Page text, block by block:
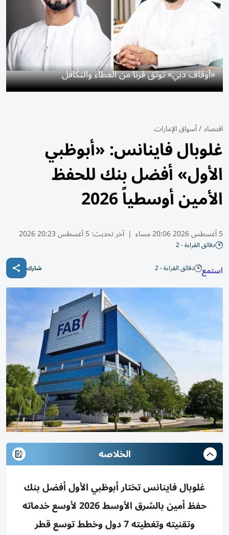
«أوقاف دبي» توثق قرناً من العطاء والتكافل
اقتصاد/أسواق الإمارات
غلوبال فاينانس: «أبوظبي
الأول» أفضل بنك للحفظ
الأمين أوسطياً 2026
5 أغسطس 2026 20:06 مساء | آخر تحديث:5 أغسطس 20:23 2026
دقائق القراءة - 2
استمع دقائق القراءة - 2 شارك
الخلاصه
غلوبال فاينانس تختار أبوظبي الأول أفضل بنك
حفظ أمين بالشرق الأوسط 2026 لأوسع خدماته
وتقنيته وتغطيته 7 دول وخطط توسع قطر